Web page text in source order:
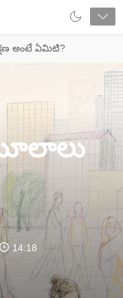
అంటే ఏమిటి?
14:18